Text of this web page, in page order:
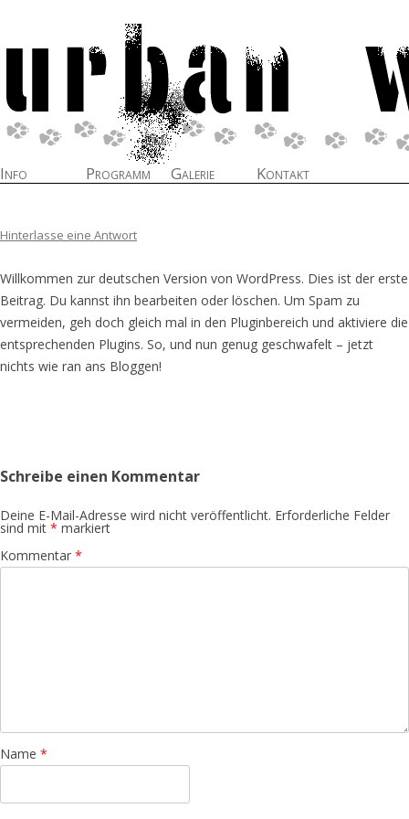
Zum Inhalt springen
Info Programm Galerie Kontakt
Hinterlasse eine Antwort
Willkommen zur deutschen Version von WordPress. Dies ist der erste
Beitrag. Du kannst ihn bearbeiten oder löschen. Um Spam zu
vermeiden, geh doch gleich mal in den Pluginbereich und aktiviere die
entsprechenden Plugins. So, und nun genug geschwafelt – jetzt
nichts wie ran ans Bloggen!
Schreibe einen Kommentar
Deine E-Mail-Adresse wird nicht veröffentlicht. Erforderliche Felder
sind mit * markiert
Kommentar *
Name *